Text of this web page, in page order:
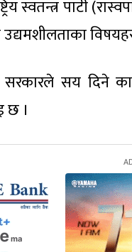
स्वतन्त्र पार्टी
सरकारले सय दिने
छ ।